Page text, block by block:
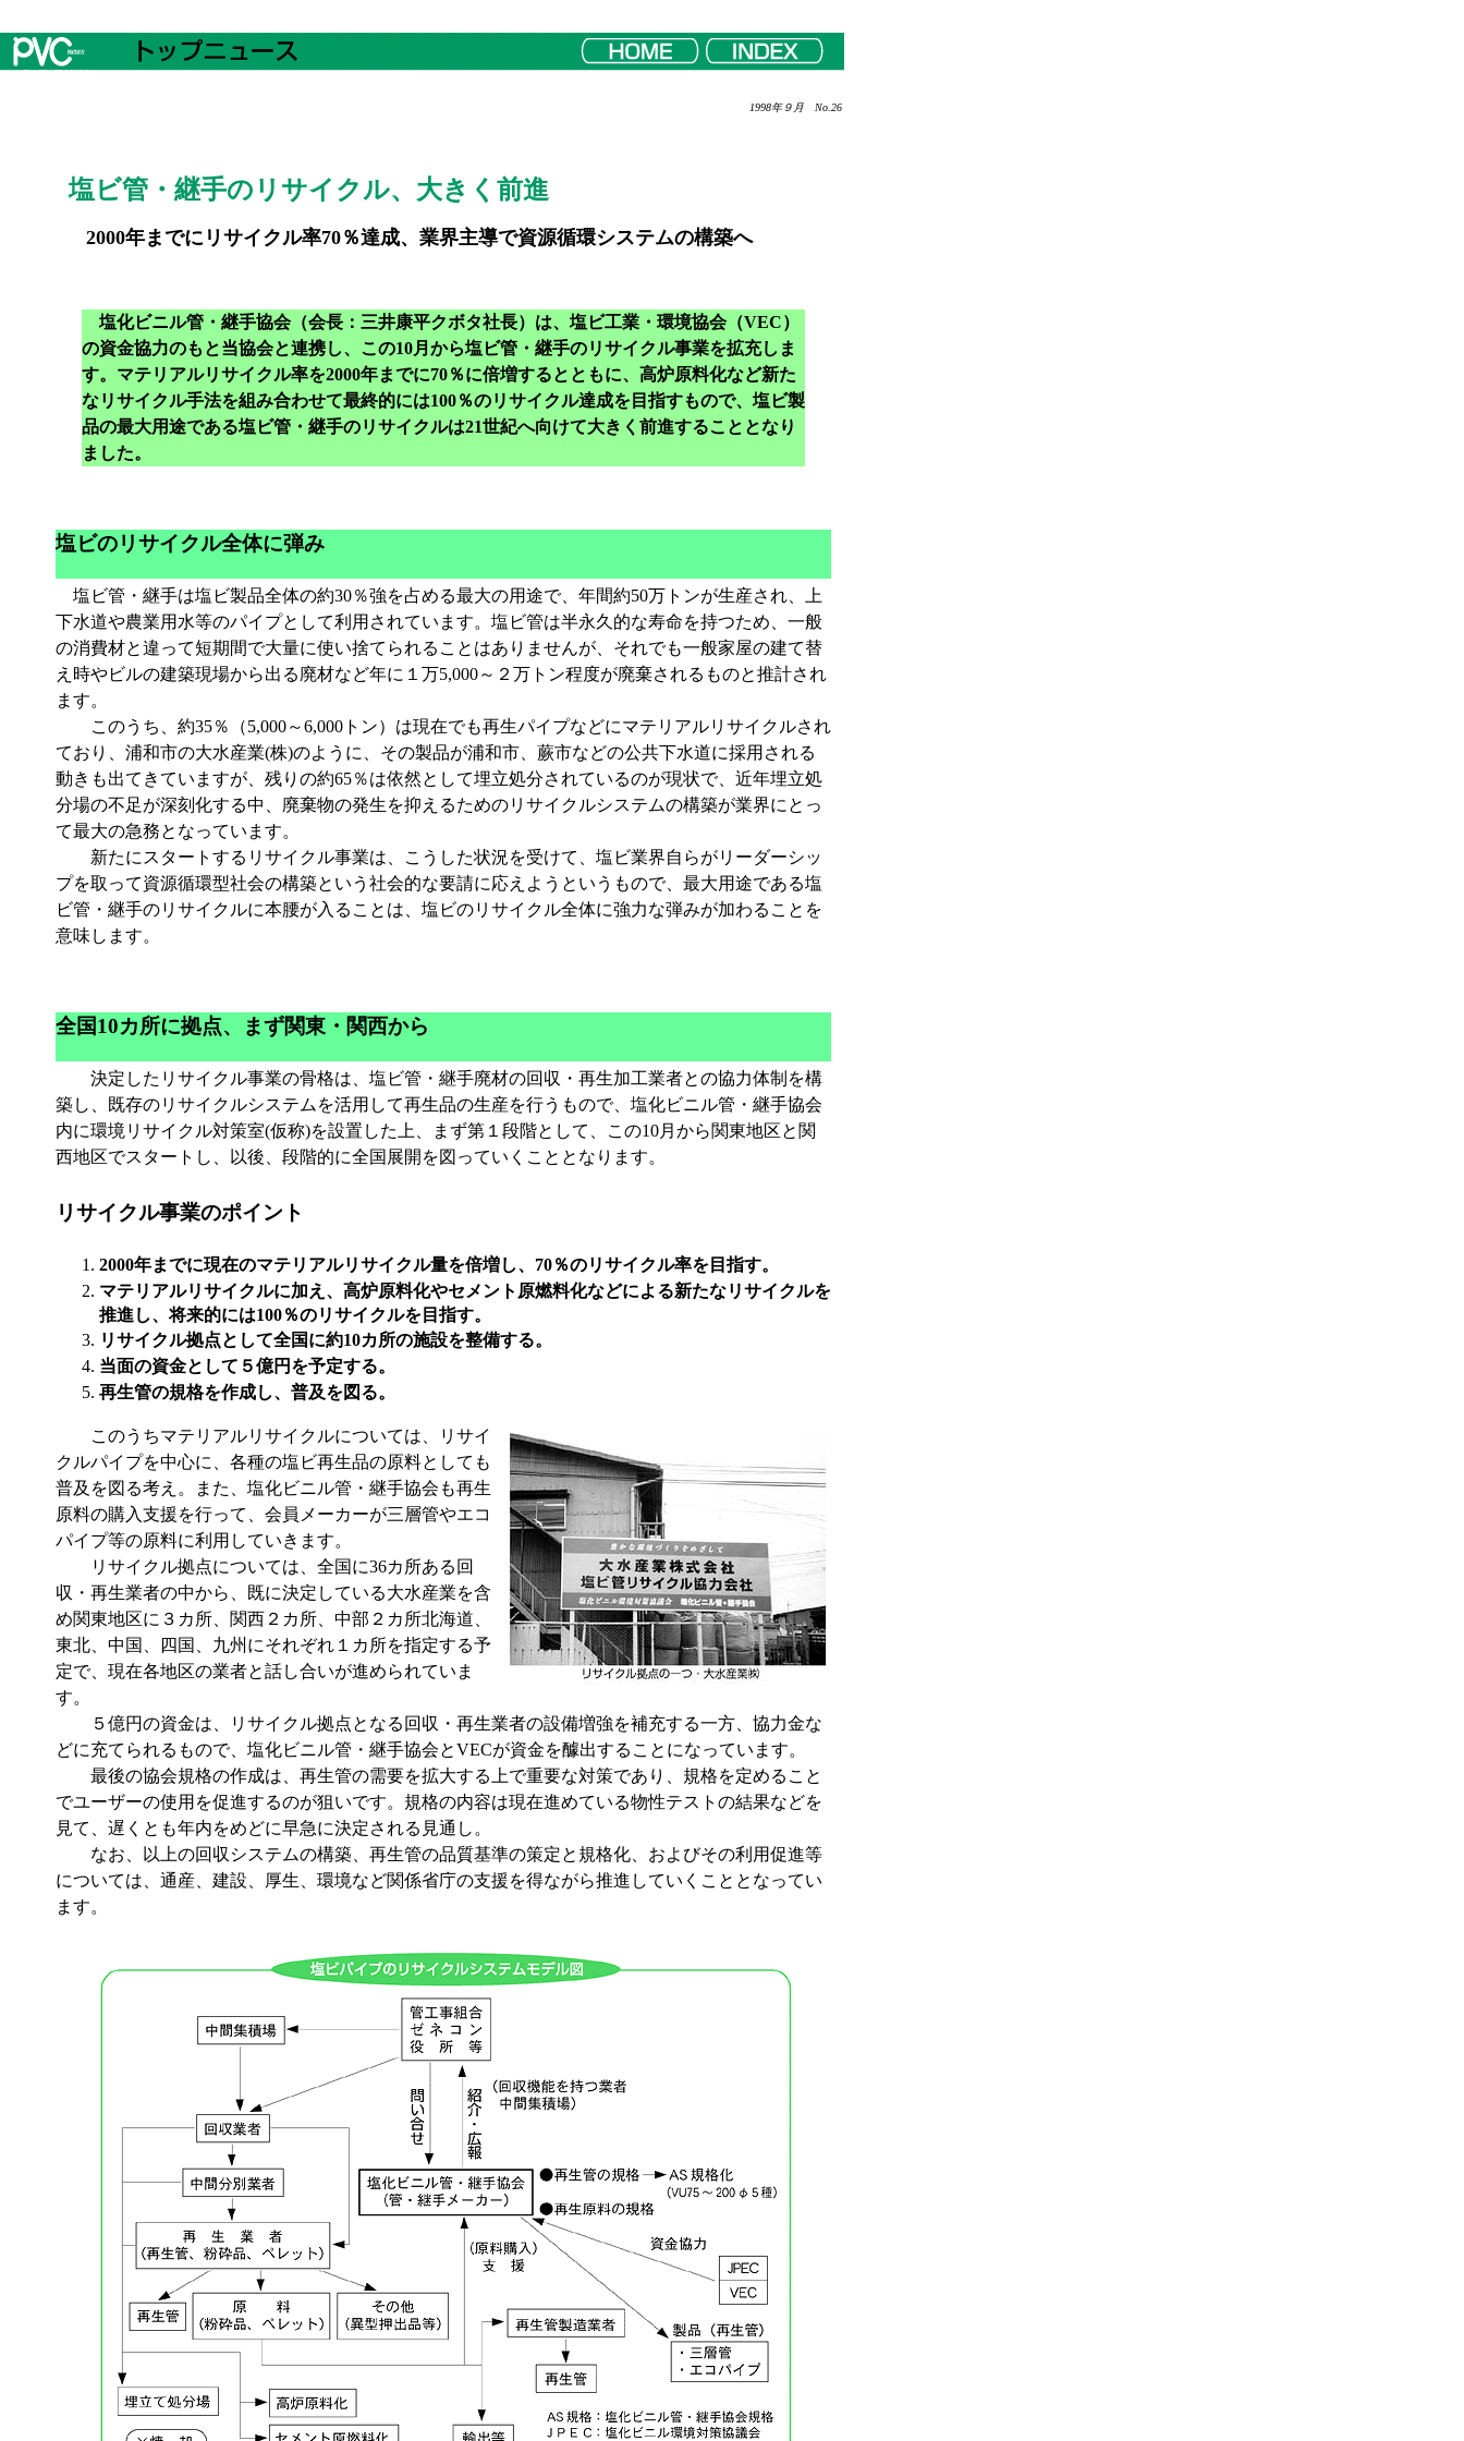
1998年９月 No.26
塩ビ管・継手のリサイクル、大きく前進
2000年までにリサイクル率70％達成、業界主導で資源循環システムの構築へ
塩化ビニル管・継手協会（会長：三井康平クボタ社長）は、塩ビ工業・環境協会（VEC）
の資金協力のもと当協会と連携し、この10月から塩ビ管・継手のリサイクル事業を拡充しま
す。マテリアルリサイクル率を2000年までに70％に倍増するとともに、高炉原料化など新た
なリサイクル手法を組み合わせて最終的には100％のリサイクル達成を目指すもので、塩ビ製
品の最大用途である塩ビ管・継手のリサイクルは21世紀へ向けて大きく前進することとなり
ました。
塩ビのリサイクル全体に弾み
塩ビ管・継手は塩ビ製品全体の約30％強を占める最大の用途で、年間約50万トンが生産され、上
下水道や農業用水等のパイプとして利用されています。塩ビ管は半永久的な寿命を持つため、一般
の消費材と違って短期間で大量に使い捨てられることはありませんが、それでも一般家屋の建て替
え時やビルの建築現場から出る廃材など年に１万5,000～２万トン程度が廃棄されるものと推計され
ます。
このうち、約35％（5,000～6,000トン）は現在でも再生パイプなどにマテリアルリサイクルされ
ており、浦和市の大水産業(株)のように、その製品が浦和市、蕨市などの公共下水道に採用される
動きも出てきていますが、残りの約65％は依然として埋立処分されているのが現状で、近年埋立処
分場の不足が深刻化する中、廃棄物の発生を抑えるためのリサイクルシステムの構築が業界にとっ
て最大の急務となっています。
新たにスタートするリサイクル事業は、こうした状況を受けて、塩ビ業界自らがリーダーシッ
プを取って資源循環型社会の構築という社会的な要請に応えようというもので、最大用途である塩
ビ管・継手のリサイクルに本腰が入ることは、塩ビのリサイクル全体に強力な弾みが加わることを
意味します。
全国10カ所に拠点、まず関東・関西から
決定したリサイクル事業の骨格は、塩ビ管・継手廃材の回収・再生加工業者との協力体制を構
築し、既存のリサイクルシステムを活用して再生品の生産を行うもので、塩化ビニル管・継手協会
内に環境リサイクル対策室(仮称)を設置した上、まず第１段階として、この10月から関東地区と関
西地区でスタートし、以後、段階的に全国展開を図っていくこととなります。
リサイクル事業のポイント
2000年までに現在のマテリアルリサイクル量を倍増し、70％のリサイクル率を目指す。
マテリアルリサイクルに加え、高炉原料化やセメント原燃料化などによる新たなリサイクルを
推進し、将来的には100％のリサイクルを目指す。
リサイクル拠点として全国に約10カ所の施設を整備する。
当面の資金として５億円を予定する。
再生管の規格を作成し、普及を図る。
このうちマテリアルリサイクルについては、リサイ
クルパイプを中心に、各種の塩ビ再生品の原料としても
普及を図る考え。また、塩化ビニル管・継手協会も再生
原料の購入支援を行って、会員メーカーが三層管やエコ
パイプ等の原料に利用していきます。
リサイクル拠点については、全国に36カ所ある回
収・再生業者の中から、既に決定している大水産業を含
め関東地区に３カ所、関西２カ所、中部２カ所北海道、
東北、中国、四国、九州にそれぞれ１カ所を指定する予
定で、現在各地区の業者と話し合いが進められていま
す。
５億円の資金は、リサイクル拠点となる回収・再生業者の設備増強を補充する一方、協力金な
どに充てられるもので、塩化ビニル管・継手協会とVECが資金を醵出することになっています。
最後の協会規格の作成は、再生管の需要を拡大する上で重要な対策であり、規格を定めること
でユーザーの使用を促進するのが狙いです。規格の内容は現在進めている物性テストの結果などを
見て、遅くとも年内をめどに早急に決定される見通し。
なお、以上の回収システムの構築、再生管の品質基準の策定と規格化、およびその利用促進等
については、通産、建設、厚生、環境など関係省庁の支援を得ながら推進していくこととなってい
ます。